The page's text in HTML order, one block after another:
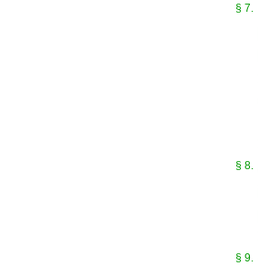
§ 7.
§ 8.
§ 9.